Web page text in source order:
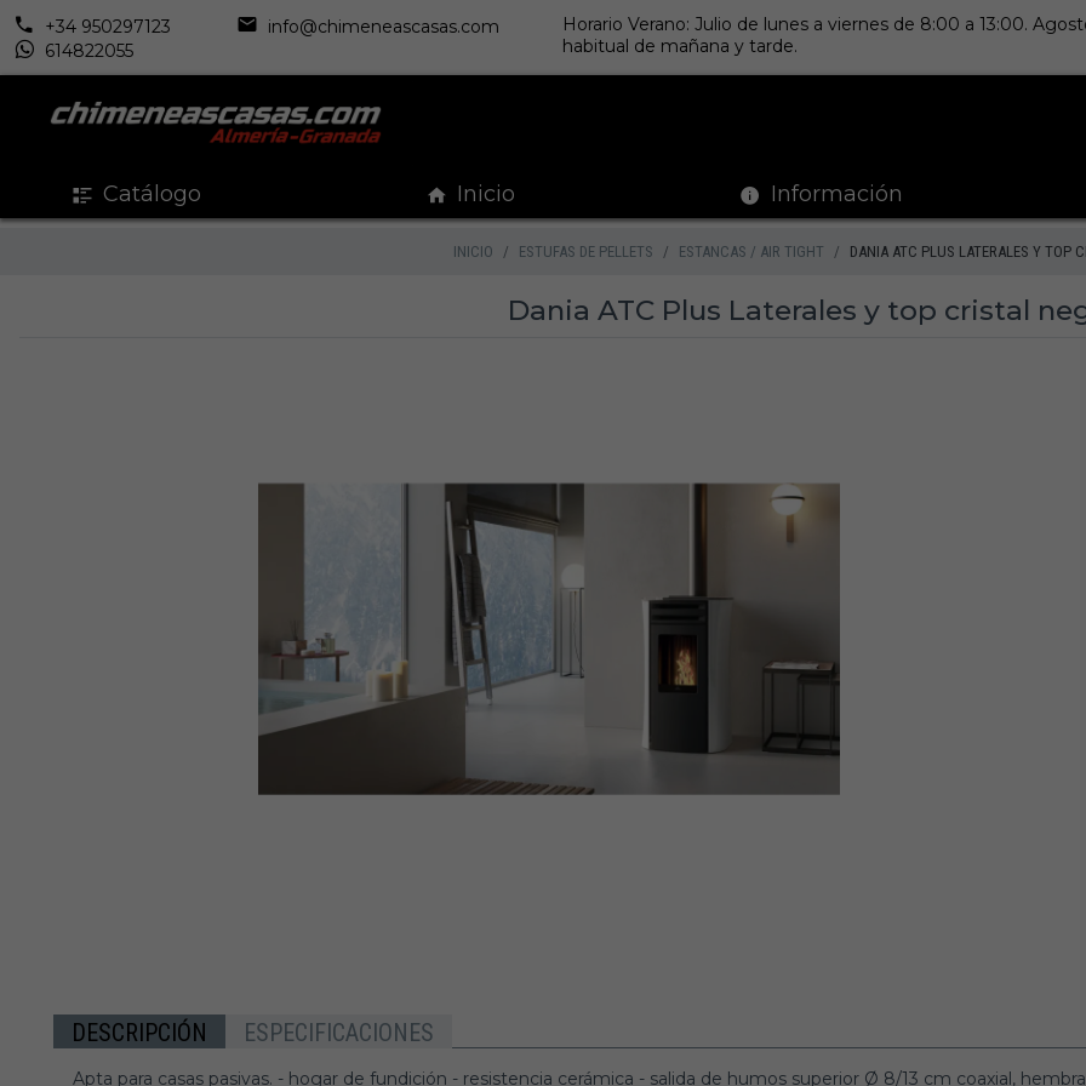
+34 950297123
info@chimeneascasas.com
614822055
Horario Verano: Julio de lunes a viernes de 8:00 a 13:00.
habitual de mañana y tarde.
Catálogo Inicio Información
INICIO ESTUFAS DE PELLETS ESTANCAS / AIR TIGHT DANIA ATC PLUS LATERALES Y TOP
Dania ATC Plus Laterales y top cristal
DESCRIPCIÓN ESPECIFICACIONES
Apta para casas pasivas. - hogar de fundición - resistencia cerámica - salida de humos superior Ø 8/13 cm coaxial,